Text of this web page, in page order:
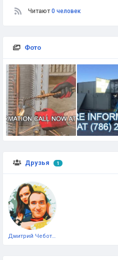
Читают0 человек
Фото
Друзья 1
Дмитрий Чеботарёв